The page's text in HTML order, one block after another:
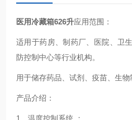
医用冷藏箱626升应用范围：
适用于药房、制药厂、医院、卫
防控制中心等行业机构。
用于储存药品、试剂、疫苗、生物
产品介绍：
1、温度控制系统 ：